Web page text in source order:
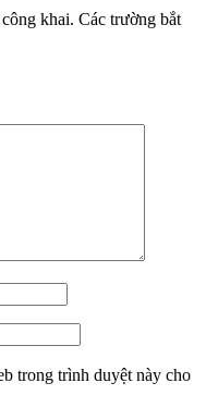
khai. Các trường bắt
trong trình duyệt này cho